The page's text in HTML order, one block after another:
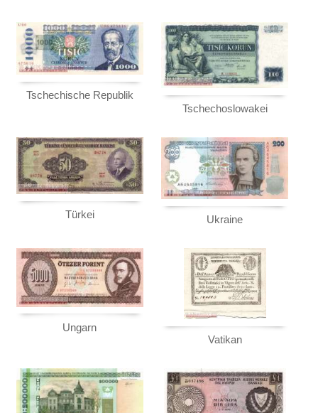
Tschechische Republik
Tschechoslowakei
Türkei Ukraine
Ungarn
Vatikan